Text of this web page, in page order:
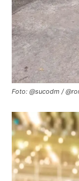
Foto: @sucodm /